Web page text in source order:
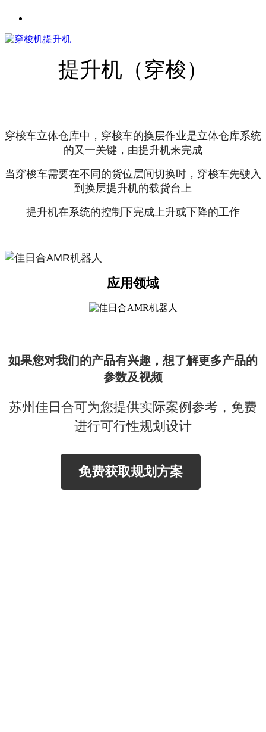
提升机（穿梭）
穿梭车立体仓库中，穿梭车的换层作业是立体仓库系统
的又一关键，由提升机来完成
当穿梭车需要在不同的货位层间切换时，穿梭车先驶入
到换层提升机的载货台上
提升机在系统的控制下完成上升或下降的工作
应用领域
如果您对我们的产品有兴趣，想了解更多产品的
参数及视频
苏州佳日合可为您提供实际案例参考，免费
进行可行性规划设计
免费获取规划方案